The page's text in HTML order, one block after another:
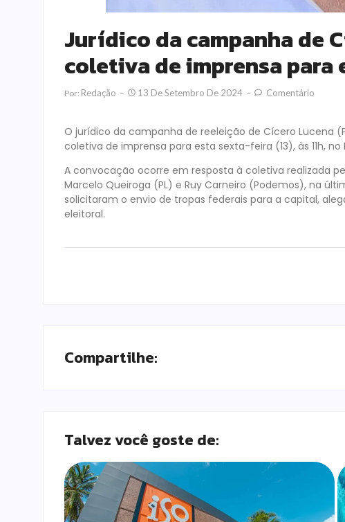
Jurídico da campanha de
coletiva de imprensa
Por: Redação 13 De Setembro De 2024 Comentário
O jurídico da campanha de reeleição de Cícero Lucena
coletiva de imprensa para esta sexta-feira (13), às 11h, no
A convocação ocorre em resposta à coletiva realizada
Marcelo Queiroga (PL) e Ruy Carneiro (Podemos), na
solicitaram o envio de tropas federais para a capital,
eleitoral.
Compartilhe:
Talvez você goste de: